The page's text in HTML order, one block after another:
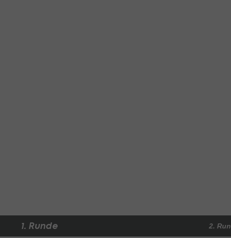
1. Runde 2.